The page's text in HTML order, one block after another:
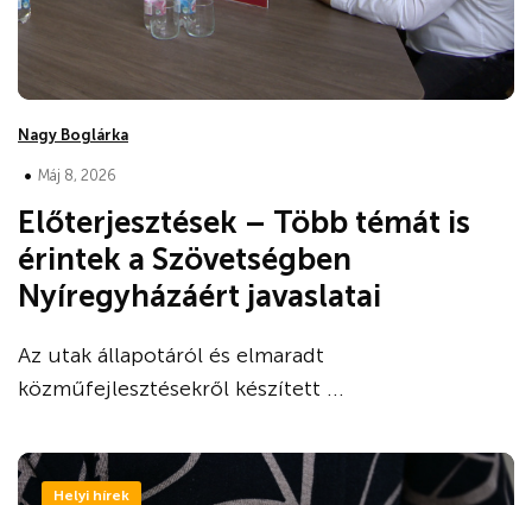
Nagy Boglárka
• Máj 8, 2026
Előterjesztések – Több témát is
érintek a Szövetségben
Nyíregyházáért javaslatai
Az utak állapotáról és elmaradt
közműfejlesztésekről készített ...
Helyi hírek